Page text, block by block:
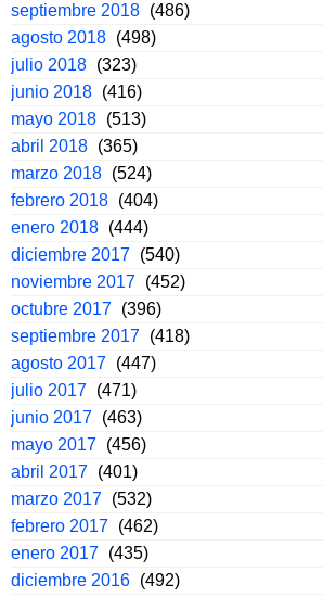
septiembre 2018 (486)
agosto 2018 (498)
julio 2018 (323)
junio 2018 (416)
mayo 2018 (513)
abril 2018 (365)
marzo 2018 (524)
febrero 2018 (404)
enero 2018 (444)
diciembre 2017 (540)
noviembre 2017 (452)
octubre 2017 (396)
septiembre 2017 (418)
agosto 2017 (447)
julio 2017 (471)
junio 2017 (463)
mayo 2017 (456)
abril 2017 (401)
marzo 2017 (532)
febrero 2017 (462)
enero 2017 (435)
diciembre 2016 (492)